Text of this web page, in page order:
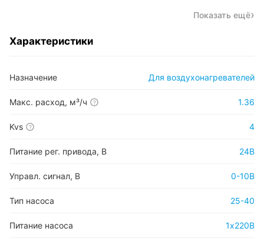
Показать ещё
Характеристики
Назначение Для воздухонагревателей
Макс. расход, м³/ч ? 1.36
Kvs ? 4
Питание рег. привода, В 24В
Управл. сигнал, В 0-10В
Тип насоса 25-40
Питание насоса 1х220В